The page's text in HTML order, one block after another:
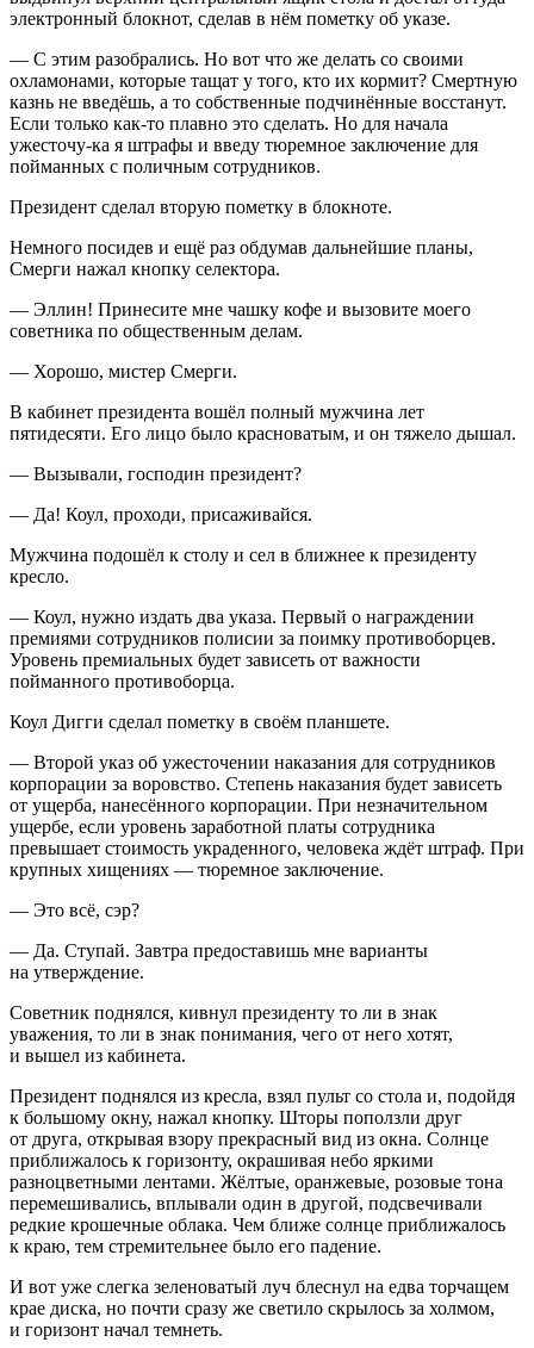
электронный блокнот, сделав в нём пометку об указе.
— С этим разобрались. Но вот что же делать со своими
охламонами, которые тащат у того, кто их кормит? Смертную
казнь не введёшь, а то собственные подчинённые восстанут.
Если только как-то плавно это сделать. Но для начала
ужесточу-ка я штрафы и введу тюремное заключение для
пойманных с поличным сотрудников.
Президент сделал вторую пометку в блокноте.
Немного посидев и ещё раз обдумав дальнейшие планы,
Смерги нажал кнопку селектора.
— Эллин! Принесите мне чашку кофе и вызовите моего
советника по общественным делам.
— Хорошо, мистер Смерги.
В кабинет президента вошёл полный мужчина лет
пятидесяти. Его лицо было красноватым, и он тяжело дышал.
— Вызывали, господин президент?
— Да! Коул, проходи, присаживайся.
Мужчина подошёл к столу и сел в ближнее к президенту
кресло.
— Коул, нужно издать два указа. Первый о награждении
премиями сотрудников полисии за поимку противоборцев.
Уровень премиальных будет зависеть от важности
пойманного противоборца.
Коул Дигги сделал пометку в своём планшете.
— Второй указ об ужесточении наказания для сотрудников
корпорации за воровство. Степень наказания будет зависеть
от ущерба, нанесённого корпорации. При незначительном
ущербе, если уровень заработной платы сотрудника
превышает стоимость украденного, человека ждёт штраф. При
крупных хищениях — тюремное заключение.
— Это всё, сэр?
— Да. Ступай. Завтра предоставишь мне варианты
на утверждение.
Советник поднялся, кивнул президенту то ли в знак
уважения, то ли в знак понимания, чего от него хотят,
и вышел из кабинета.
Президент поднялся из кресла, взял пульт со стола и, подойдя
к большому окну, нажал кнопку. Шторы поползли друг
от друга, открывая взору прекрасный вид из окна. Солнце
приближалось к горизонту, окрашивая небо яркими
разноцветными лентами. Жёлтые, оранжевые, розовые тона
перемешивались, вплывали один в другой, подсвечивали
редкие крошечные облака. Чем ближе солнце приближалось
к краю, тем стремительнее было его падение.
И вот уже слегка зеленоватый луч блеснул на едва торчащем
крае диска, но почти сразу же светило скрылось за холмом,
и горизонт начал темнеть.